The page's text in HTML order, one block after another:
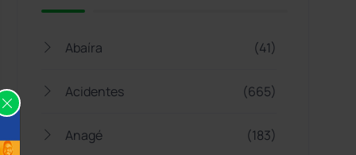
Abaíra (41)
Acidentes (665)
Anagé (183)